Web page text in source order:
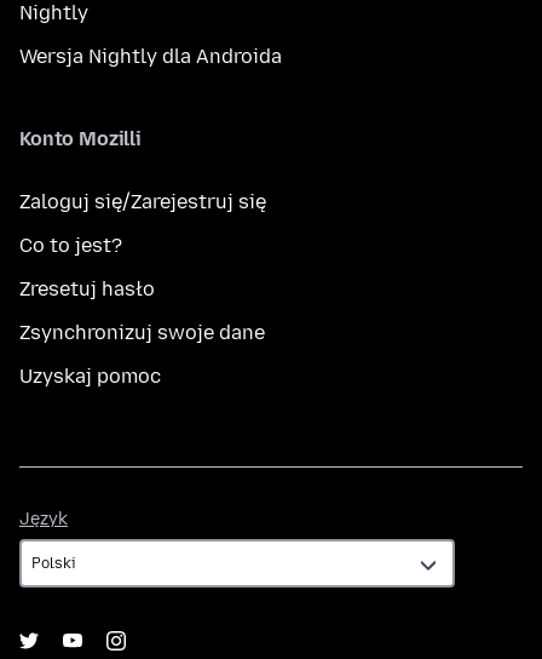
Nightly
Wersja Nightly dla Androida
Konto Mozilli
Zaloguj się/Zarejestruj się
Co to jest?
Zresetuj hasło
Zsynchronizuj swoje dane
Uzyskaj pomoc
Język